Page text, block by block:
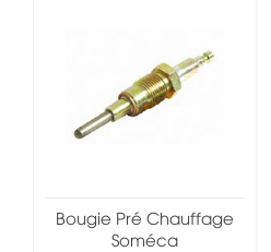
Bougie Pré Chauffage
Soméca